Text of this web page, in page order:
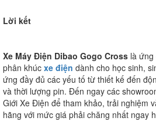
Lời kết
Xe Máy Điện Dibao Gogo Cross là ứng
phân khúc xe điện dành cho học sinh,
ứng đầy đủ các yếu tố từ thiết kế đến
và thời lượng pin. Đến ngay các
Giới Xe Điện để tham khảo, trải nghiệm
hãng với mức giá phải chăng nhất ngay